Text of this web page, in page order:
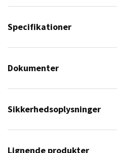
Specifikationer
Dokumenter
Sikkerhedsoplysninger
Lignende produkter